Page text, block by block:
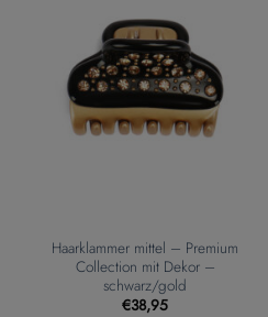
Haarklammer mittel – Premium
Collection mit Dekor –
schwarz/gold
€38,95